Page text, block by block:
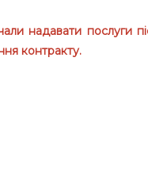
надавати послуги
контракту.